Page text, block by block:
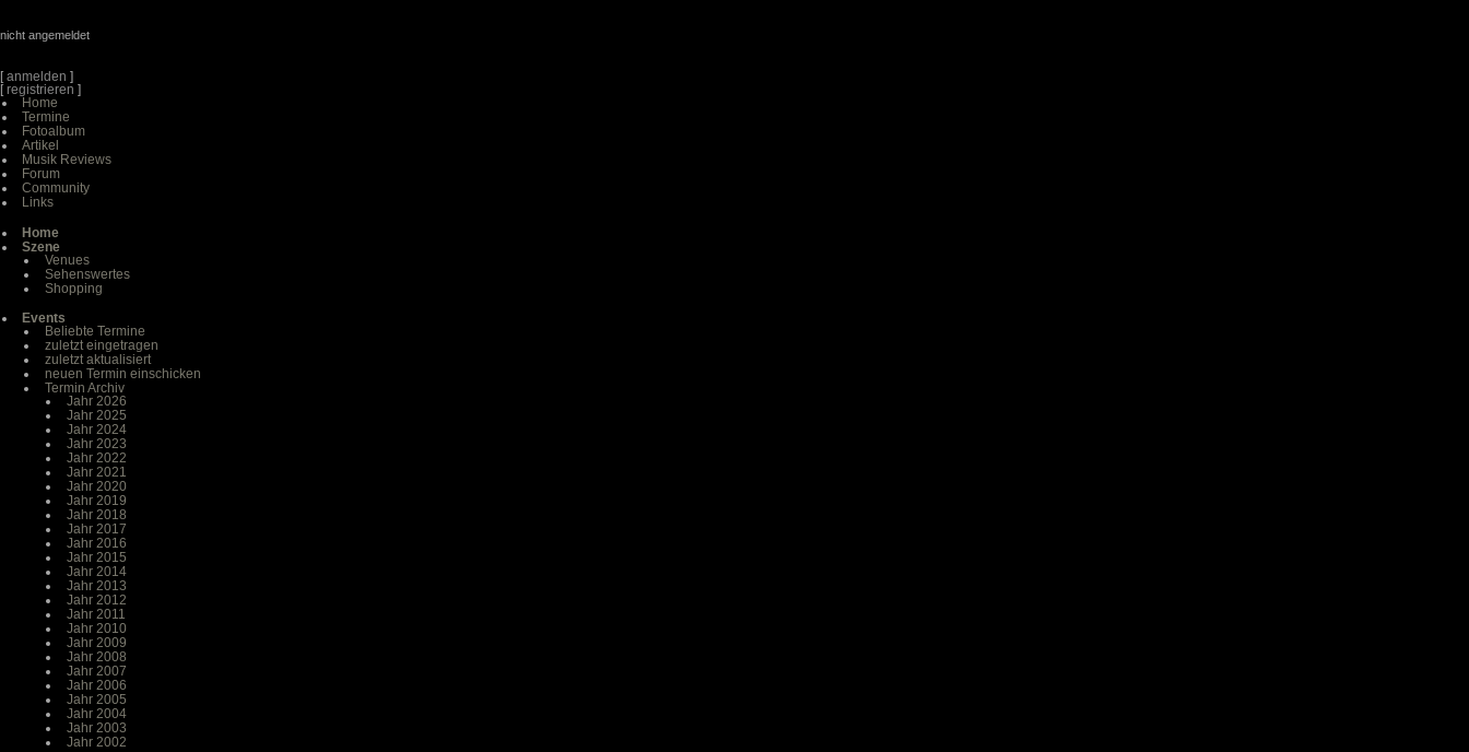
nicht angemeldet
[anmelden ]
[registrieren ]
Home
Termine
Fotoalbum
Artikel
Musik Reviews
Forum
Community
Links
Home
Szene
Venues
Sehenswertes
Shopping
Events
Beliebte Termine
zuletzt eingetragen
zuletzt aktualisiert
neuen Termin einschicken
Termin Archiv
Jahr 2026
Jahr 2025
Jahr 2024
Jahr 2023
Jahr 2022
Jahr 2021
Jahr 2020
Jahr 2019
Jahr 2018
Jahr 2017
Jahr 2016
Jahr 2015
Jahr 2014
Jahr 2013
Jahr 2012
Jahr 2011
Jahr 2010
Jahr 2009
Jahr 2008
Jahr 2007
Jahr 2006
Jahr 2005
Jahr 2004
Jahr 2003
Jahr 2002